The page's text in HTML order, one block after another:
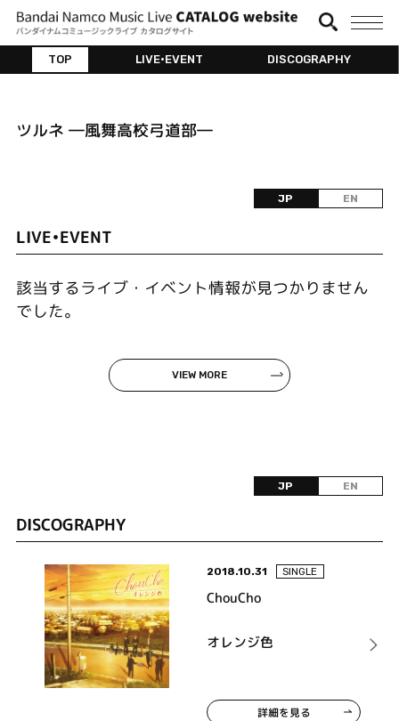
TOP LIVE•EVENT DISCOGRAPHY
ツルネ ―風舞高校弓道部―
JP EN
LIVE•EVENT
該当するライブ・イベント情報が見つかりません
でした。
VIEW MORE
JP EN
DISCOGRAPHY
2018.10.31 SINGLE
ChouCho
オレンジ色
詳細を見る